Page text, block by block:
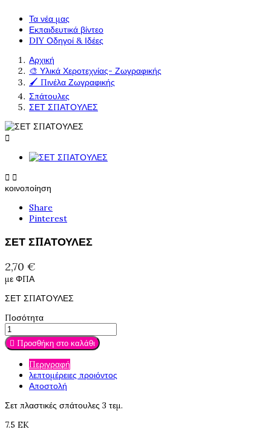
Τα νέα μας
Εκπαιδευτικά βίντεο
DIY Οδηγοί & Ιδέες
Αρχική
🎨 Υλικά Χεροτεχνίας- Ζωγραφικής
🖌️ Πινέλα Ζωγραφικής
Σπάτουλες
ΣΕΤ ΣΠΑΤΟΥΛΕΣ

 
κοινοποίηση
Share
Pinterest
ΣΕΤ ΣΠΑΤΟΥΛΕΣ
2,70 €
με ΦΠΑ
ΣΕΤ ΣΠΑΤΟΥΛΕΣ
Ποσότητα
 Προσθήκη στο καλάθι
Περιγραφή
λεπτομέρειες προιόντος
Αποστολή
Σετ πλαστικές σπάτουλες 3 τεμ.
7.5 EK